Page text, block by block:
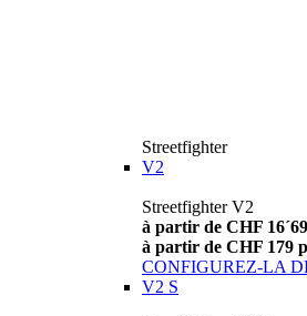
Streetfighter
V2
Streetfighter V2
à partir de CHF
à partir de CHF 179
CONFIGUREZ-LA
V2 S